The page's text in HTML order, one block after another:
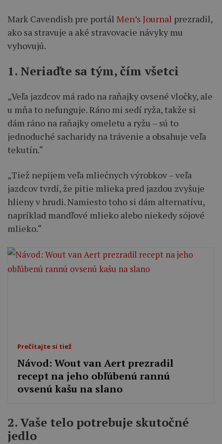
Mark Cavendish pre portál Men’s Journal prezradil,
ako sa stravuje a aké stravovacie návyky mu
vyhovujú.
1. Neriaďte sa tým, čím všetci
„Veľa jazdcov má rado na raňajky ovsené vločky, ale
u mňa to nefunguje. Ráno mi sedí ryža, takže si
dám ráno na raňajky omeletu a ryžu – sú to
jednoduché sacharidy na trávenie a obsahuje veľa
tekutín.“
„Tiež nepijem veľa mliečnych výrobkov – veľa
jazdcov tvrdí, že pitie mlieka pred jazdou zvyšuje
hlieny v hrudi. Namiesto toho si dám alternatívu,
napríklad mandľové mlieko alebo niekedy sójové
mlieko.“
Prečítajte si tiež
Návod: Wout van Aert prezradil
recept na jeho obľúbenú rannú
ovsenú kašu na slano
2. Vaše telo potrebuje skutočné
jedlo